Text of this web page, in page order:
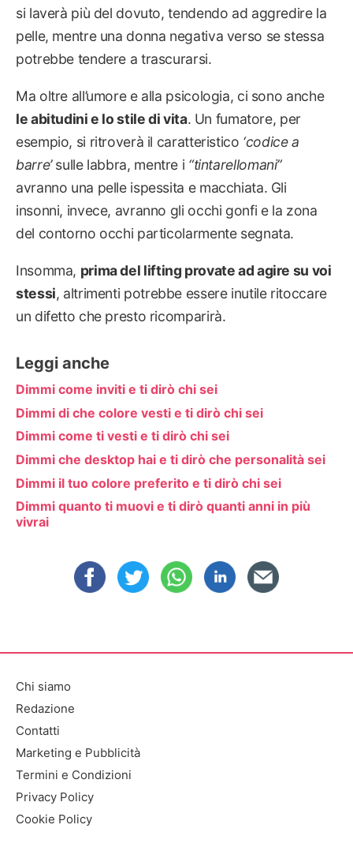
si laverà più del dovuto, tendendo ad aggredire la
pelle, mentre una donna negativa verso se stessa
potrebbe tendere a trascurarsi.
Ma oltre all’umore e alla psicologia, ci sono anche
le abitudini e lo stile di vita. Un fumatore, per
esempio, si ritroverà il caratteristico ‘codice a
barre’sulle labbra, mentre i “tintarellomani”
avranno una pelle ispessita e macchiata. Gli
insonni, invece, avranno gli occhi gonfi e la zona
del contorno occhi particolarmente segnata.
Insomma, prima del lifting provate ad agire su voi
stessi, altrimenti potrebbe essere inutile ritoccare
un difetto che presto ricomparirà.
Leggi anche
Dimmi come inviti e ti dirò chi sei
Dimmi di che colore vesti e ti dirò chi sei
Dimmi come ti vesti e ti dirò chi sei
Dimmi che desktop hai e ti dirò che personalità sei
Dimmi il tuo colore preferito e ti dirò chi sei
Dimmi quanto ti muovi e ti dirò quanti anni in più
vivrai
Chi siamo
Redazione
Contatti
Marketing e Pubblicità
Termini e Condizioni
Privacy Policy
Cookie Policy